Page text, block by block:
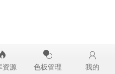
资源 色板管理 我的